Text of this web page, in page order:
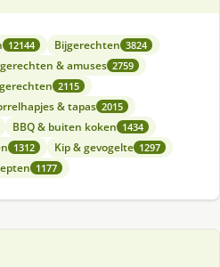
12144 Bijgerechten 3824
& amuses 2759
2115
& tapas 2015
BBQ & buiten koken 1434
1312 Kip & gevogelte 1297
1177